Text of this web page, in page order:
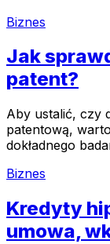
Biznes
Jak
patent?
Aby ustalić, czy
patentową,
dokładnego
Biznes
Kredyty
umowa,